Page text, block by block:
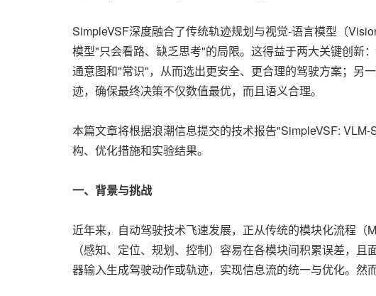
SimpleVSF深度融合了传统轨迹规划与视觉-语言模型（
模型"只会看路、缺乏思考"的局限。这得益于两大关键创新
通意图和"常识"，从而选出更安全、更合理的驾驶方案；另
迹，确保最终决策不仅数值最优，而且语义合理。
本篇文章将根据浪潮信息提交的技术报告"SimpleVSF:
构、优化措施和实验结果。
一、背景与挑战
近年来，自动驾驶技术飞速发展，正从传统的模块化流程
（感知、定位、规划、控制）容易在各模块间积累误差，
器输入生成驾驶动作或轨迹，实现信息流的统一与优化。然